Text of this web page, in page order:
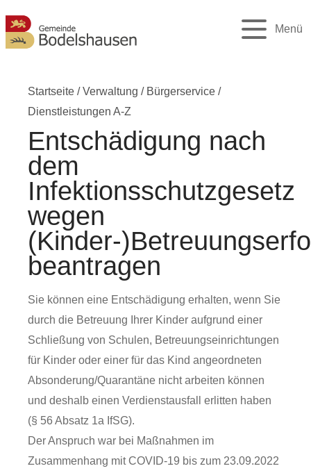
Menü
Startseite /Verwaltung / Bürgerservice /
Dienstleistungen A-Z
Entschädigung nach
dem
Infektionsschutzgesetz
wegen
(Kinder-
beantragen
Sie können eine Entschädigung erhalten, wenn Sie
durch die Betreuung Ihrer Kinder aufgrund einer
Schließung von Schulen, Betreuungseinrichtungen
für Kinder oder einer für das Kind angeordneten
Absonderung/Quarantäne nicht arbeiten können
und deshalb einen Verdienstausfall erlitten haben
(§ 56 Absatz 1a IfSG).
Der Anspruch war bei Maßnahmen im
Zusammenhang mit COVID-19 bis zum 23.09.2022